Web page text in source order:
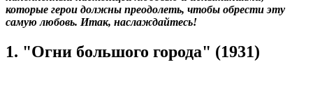
которые герои должны преодолеть, чтобы обрести эту
самую любовь. Итак, наслаждайтесь!
1. "Огни большого города" (1931)